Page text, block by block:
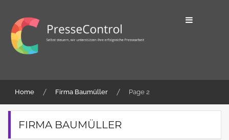
content
PresseControl
erfolgreiche Pressearbeit
Home Firma Baumüller Page 2
FIRMA BAUMÜLLER